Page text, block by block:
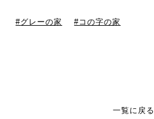
グレーの家 コの字の家
一覧に戻る